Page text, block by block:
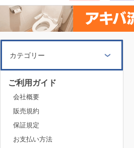
カテゴリー
ご利用ガイド
会社概要
販売規約
保証規定
お支払い方法